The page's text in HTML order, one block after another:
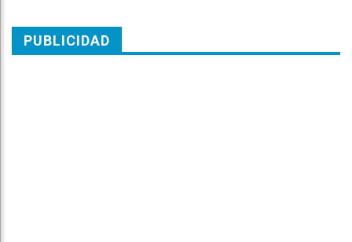
PUBLICIDAD